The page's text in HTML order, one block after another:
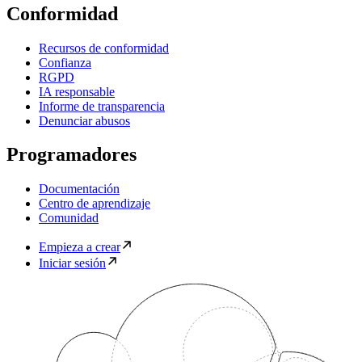
Conformidad
Recursos de conformidad
Confianza
RGPD
IA responsable
Informe de transparencia
Denunciar abusos
Programadores
Documentación
Centro de aprendizaje
Comunidad
Empieza a crear
Iniciar sesión